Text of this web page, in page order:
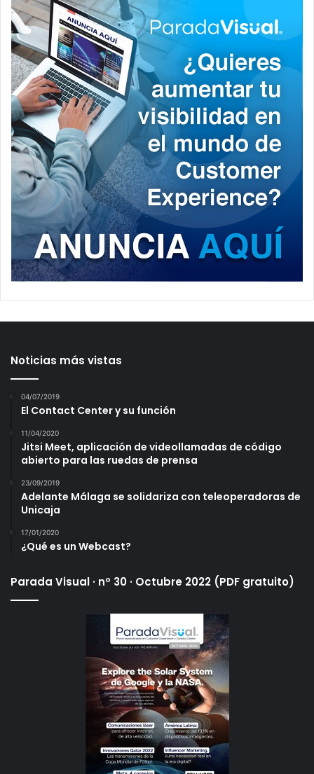
Noticias más vistas
04/07/2019
El Contact Center y su función
11/04/2020
Jitsi Meet, aplicación de videollamadas de código
abierto para las ruedas de prensa
23/09/2019
Adelante Málaga se solidariza con teleoperadoras de
Unicaja
17/01/2020
¿Qué es un Webcast?
Parada Visual · nº 30 · Octubre 2022 (PDF gratuito)